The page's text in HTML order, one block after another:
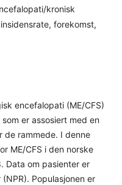
kronisk
forekomst,
encefalopati (ME/CFS)
er assosiert med en
de rammede. I denne
ME/CFS i den norske
Data om pasienter er
Populasjonen er